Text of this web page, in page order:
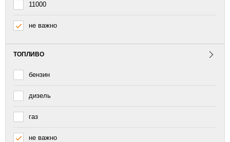
11000
не важно
ТОПЛИВО
бензин
дизель
газ
не важно